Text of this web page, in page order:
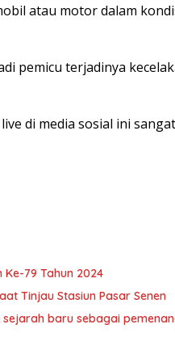
atau motor dalam
pemicu terjadinya
di media sosial ini sangat
79 Tahun 2024
Tinjau Stasiun Pasar Senen
baru sebagai